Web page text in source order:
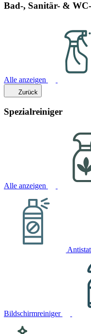
Bad-, Sanitär- &
Alle anzeigen
Zurück
Spezialreiniger
Alle anzeigen
Bildschirmreiniger